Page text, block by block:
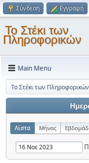
Σύνδεση Εγγραφή
Το Στέκι των
Πληροφορικών
Main Menu
Το Στέκι των Πληροφορικών
Λίστα Μήνας